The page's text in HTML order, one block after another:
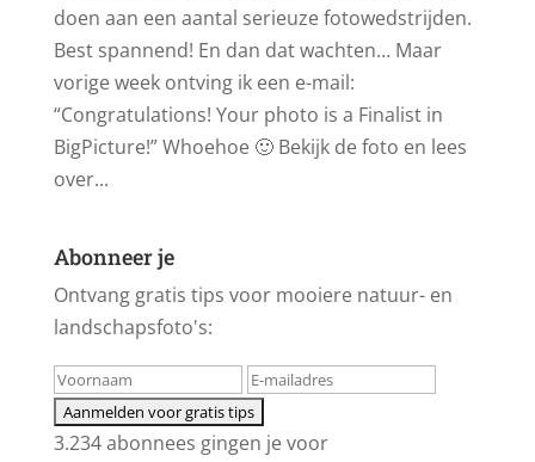
doen aan een aantal serieuze fotowedstrijden.
Best spannend! En dan dat wachten… Maar
vorige week ontving ik een e-mail:
“Congratulations! Your photo is a Finalist in
BigPicture!” Whoehoe 🙂 Bekijk de foto en lees
over...
Abonneer je
Ontvang gratis tips voor mooiere natuur- en
landschapsfoto's:
3.234 abonnees gingen je voor